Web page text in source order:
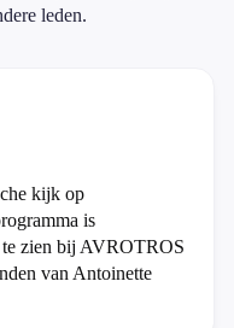
leden.
kijk op
is
zien bij AVROTROS
van Antoinette